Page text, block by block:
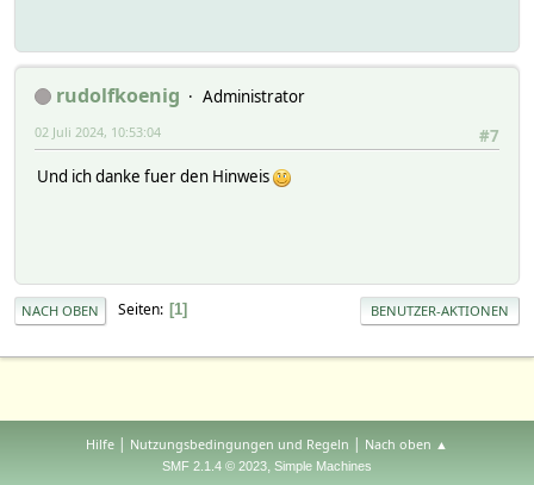
rudolfkoenig
Administrator
#7
02 Juli 2024, 10:53:04
Und ich danke fuer den Hinweis
NACH OBEN Seiten 1 BENUTZER-AKTIONEN
Hilfe | Nutzungsbedingungen und Regeln | Nach oben ▲
SMF 2.1.4 © 2023, Simple Machines